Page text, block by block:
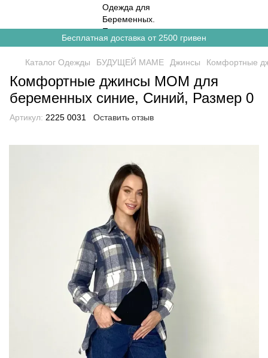
Бесплатная доставка от 2500 гривен
Каталог Одежды БУДУЩЕЙ МАМЕ Джинсы Комфортные
Комфортные джинсы MOM для
беременных синие, Синий, Размер 0
Артикул: 2225 0031 Оставить отзыв